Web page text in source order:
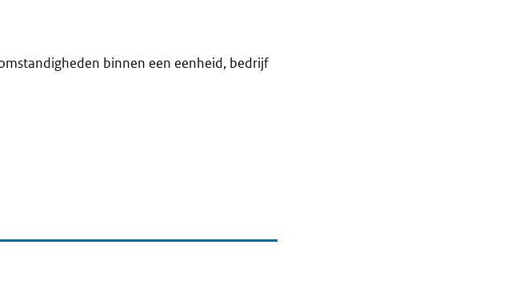
binnen een eenheid, bedrijf